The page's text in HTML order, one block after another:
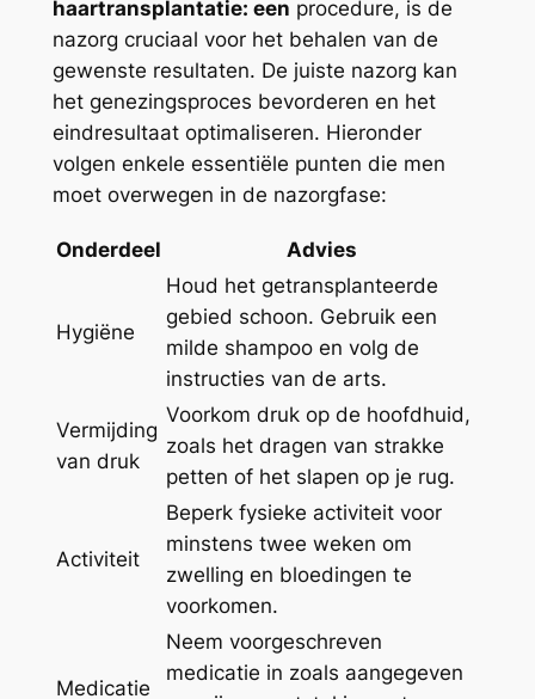
haartransplantatie: een procedure, is de
nazorg cruciaal voor het behalen van de
gewenste resultaten. De juiste nazorg kan
het genezingsproces bevorderen en het
eindresultaat optimaliseren. Hieronder
volgen enkele essentiële punten die men
moet overwegen in de nazorgfase:
Onderdeel Advies
Hygiëne
Houd het getransplanteerde
gebied schoon. Gebruik een
milde shampoo en volg de
instructies van de arts.
Vermijding
van druk
Voorkom druk op de hoofdhuid,
zoals het dragen van strakke
petten of het slapen op je rug.
Activiteit
Beperk fysieke activiteit voor
minstens twee weken om
zwelling en bloedingen te
voorkomen.
Medicatie
Neem voorgeschreven
medicatie in zoals aangegeven